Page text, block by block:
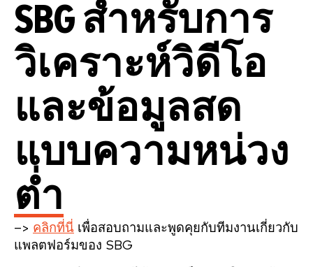
SBG สำหรับการ
วิเคราะห์วิดีโอ
และข้อมูลสด
แบบความหน่วง
ต่ำ
–> คลิกที่นี่ เพื่อสอบถามและพูดคุยกับทีมงานเกี่ยวกับ
แพลตฟอร์มของ SBG